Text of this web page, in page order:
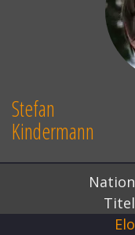
Stefan
Kindermann
Nation
Titel
Elo